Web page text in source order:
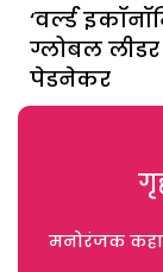
‘वर्ल्ड
ग्लोबल
पेडनेकर
मनोरंजक